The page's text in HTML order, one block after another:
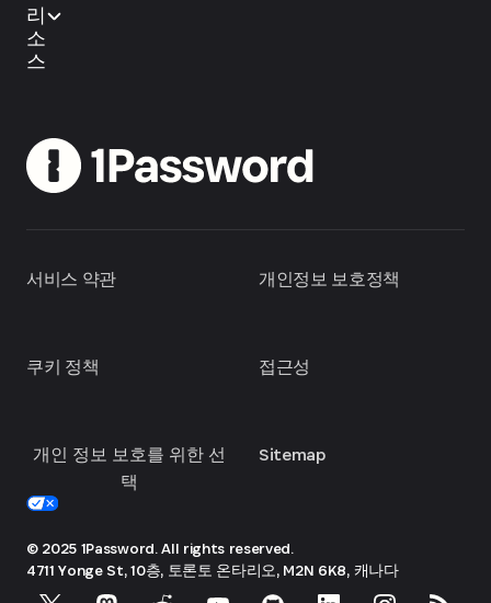
리
소
스
서비스 약관
쿠키 정책
개인 정보 보호를 위한 선
택
개인정보 보호정책
접근성
Sitemap
© 2025 1Password. All rights reserved.
4711 Yonge St, 10층, 토론토 온타리오, M2N 6K8, 캐나다